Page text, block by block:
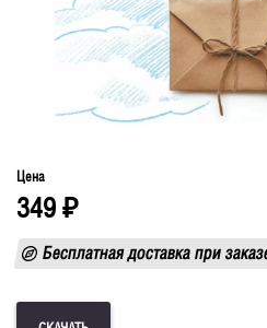
Цена
349 ₽
Бесплатная доставка при